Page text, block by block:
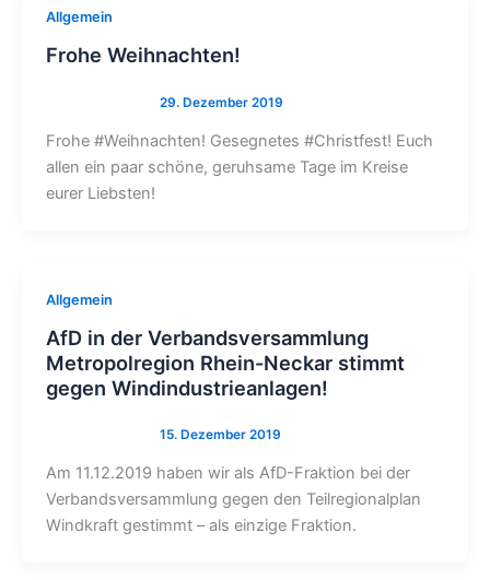
Allgemein
Frohe Weihnachten!
Frohe #Weihnachten! Gesegnetes #Christfest! Euch
allen ein paar schöne, geruhsame Tage im Kreise
eurer Liebsten!
Allgemein
AfD in der Verbandsversammlung
Metropolregion Rhein-Neckar stimmt
gegen Windindustrieanlagen!
Am 11.12.2019 haben wir als AfD-Fraktion bei der
Verbandsversammlung gegen den Teilregionalplan
Windkraft gestimmt – als einzige Fraktion.